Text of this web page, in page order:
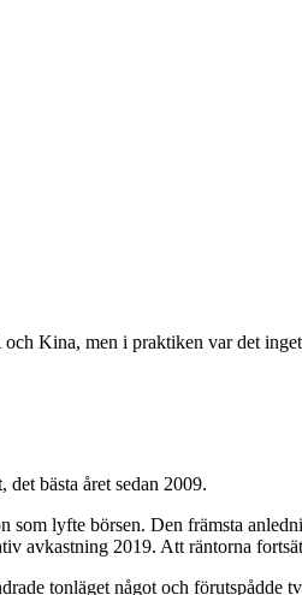
Kina, men i praktiken var det
bästa året sedan 2009.
lyfte börsen. Den främsta
avkastning 2019. Att räntorna
tonläget något och